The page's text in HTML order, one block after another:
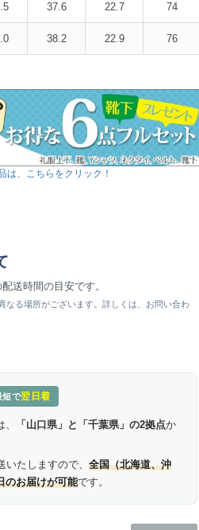
37.6 22.7 74
38.2 22.9 76
は、こちらをクリック！
送時間の目安です。
る場所がございます。詳しくは、お問い合わ
短で翌日着
「山口県」と「千葉県」の2拠点か
いたしますので、全国（北海道、沖
のお届けが可能です。